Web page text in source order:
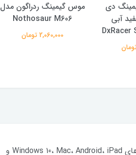
دی
آبی
DxRacer
موس گیمینگ ردراگون مدل
Nothosaur M606
2,060,000 تومان
با اتصال بی‌سیم بلوتوث ۵٫۰ کم انرژی، MX Keys Mini تقریبا سازگاری جهانی با بسیاری از دستگاه‌ها، از جمله پلتفرم‌های Windows 10، Mac، Android، iPad و